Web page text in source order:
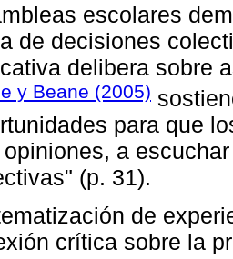
escolares
de decisiones
delibera sobre
y Beane (2005)
para que
a
(p. 31).
de
crítica sobre la